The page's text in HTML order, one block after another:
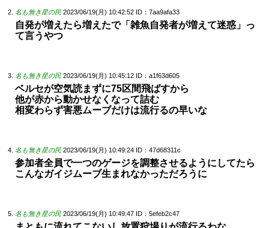
名も無き星の民 2023/06/19(月) 10:42:52 ID：7aa9afa33
自発が増えたら増えたで「雑魚自発者が増えて迷惑」っ
て言うやつ
名も無き星の民 2023/06/19(月) 10:45:12 ID：a1f63d605
ベルセが空気読まずに75区間飛ばすから
他が赤から動かせなくなって詰む
相変わらず害悪ムーブだけは流行るの早いな
名も無き星の民 2023/06/19(月) 10:49:24 ID：47d68311c
参加者全員で一つのゲージを調整させるようにしてたら
こんなガイジムーブ生まれなかっただろうに
名も無き星の民 2023/06/19(月) 10:49:47 ID：5efeb2c47